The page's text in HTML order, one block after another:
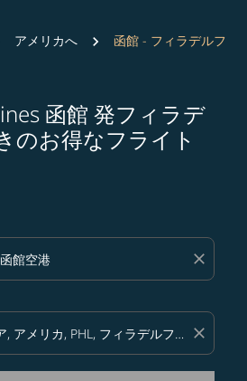
アメリカへ
函館 - フィラデルフ
函館 発フィラデ
のお得なフライト
close
close
/または目的地) を更新するか、以